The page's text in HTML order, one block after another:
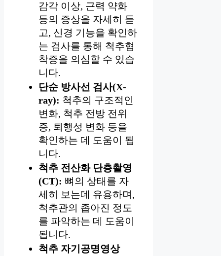
감각 이상, 근력 약화
등의 증상을 자세히 듣
고, 신경 기능을 확인하
는 검사를 통해 척추협
착증을 의심할 수 있습
니다.
단순 방사선 검사(X-
ray): 척추의 구조적인
변화, 척추 전방 전위
증, 퇴행성 변화 등을
확인하는 데 도움이 됩
니다.
척추 전산화 단층촬영
(CT): 뼈의 상태를 자
세히 보는데 유용하며,
척추관의 좁아진 정도
를 파악하는 데 도움이
됩니다.
척추 자기공명영상